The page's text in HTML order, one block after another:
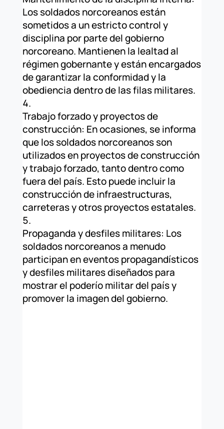
Los soldados norcoreanos están
sometidos a un estricto control y
disciplina por parte del gobierno
norcoreano. Mantienen la lealtad al
régimen gobernante y están encargados
de garantizar la conformidad y la
obediencia dentro de las filas militares.
Trabajo forzado y proyectos de
construcción: En ocasiones, se informa
que los soldados norcoreanos son
utilizados en proyectos de construcción
y trabajo forzado, tanto dentro como
fuera del país. Esto puede incluir la
construcción de infraestructuras,
carreteras y otros proyectos estatales.
Propaganda y desfiles militares: Los
soldados norcoreanos a menudo
participan en eventos propagandísticos
y desfiles militares diseñados para
mostrar el poderío militar del país y
promover la imagen del gobierno.